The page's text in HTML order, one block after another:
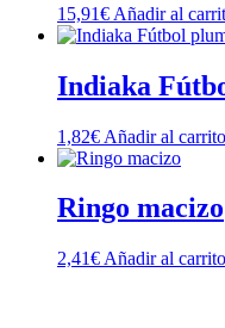
15,91€ Añadir al
Indiaka
1,82€ Añadir al carrito
Ringo macizo
2,41€ Añadir al carrito